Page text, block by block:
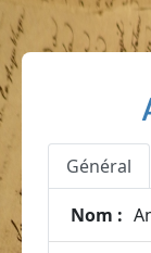
Général
Nom :